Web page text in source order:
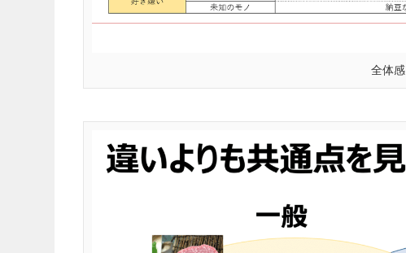
全体感
替肉メーカーの
まで続く？今後の予測と
対策について